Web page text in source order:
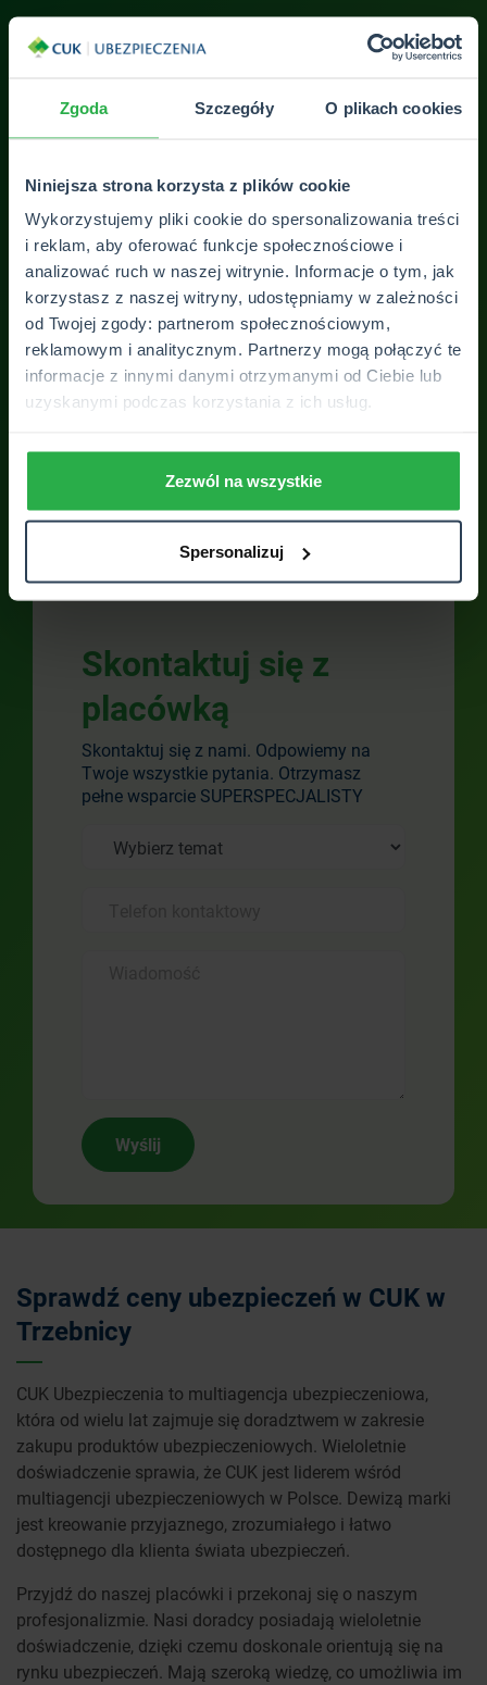
Zgoda Szczegóły O plikach cookies
Niniejsza strona korzysta z plików cookie
Wykorzystujemy pliki cookie do spersonalizowania treści
i reklam, aby oferować funkcje społecznościowe i
analizować ruch w naszej witrynie. Informacje o tym, jak
korzystasz z naszej witryny, udostępniamy w zależności
od Twojej zgody: partnerom społecznościowym,
reklamowym i analitycznym. Partnerzy mogą połączyć te
informacje z innymi danymi otrzymanymi od Ciebie lub
uzyskanymi podczas korzystania z ich usług.
Zezwól na wszystkie
Spersonalizuj
obsługa przez panią Alicję.Polecam .
Skontaktuj się z
placówką
Skontaktuj się z nami. Odpowiemy na
Twoje wszystkie pytania. Otrzymasz
pełne wsparcie SUPERSPECJALISTY
Wyślij
Sprawdź ceny ubezpieczeń w CUK w
Trzebnicy
CUK Ubezpieczenia to multiagencja ubezpieczeniowa,
która od wielu lat zajmuje się doradztwem w zakresie
zakupu produktów ubezpieczeniowych. Wieloletnie
doświadczenie sprawia, że CUK jest liderem wśród
multiagencji ubezpieczeniowych w Polsce. Dewizą marki
jest kreowanie przyjaznego, zrozumiałego i łatwo
dostępnego dla klienta świata ubezpieczeń.
Przyjdź do naszej placówki i przekonaj się o naszym
profesjonalizmie. Nasi doradcy posiadają wieloletnie
doświadczenie, dzięki czemu doskonale orientują się na
rynku ubezpieczeń. Mają szeroką wiedzę, co umożliwia im